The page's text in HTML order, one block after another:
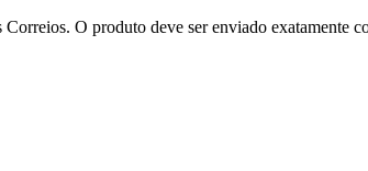
O produto deve ser enviado exatamente